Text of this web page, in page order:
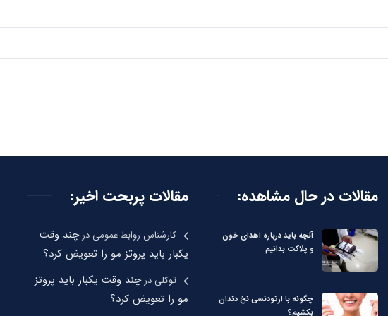
مقالات در حال مشاهده:
آنچه باید درباره اهدای خون
و پلاکت بدانیم
چگونه با ارتودنسی نخ دندان
بکشیم؟
مقالات پربحت اخیر:
کارشناس روابط عمومیدرچند وقت
یکبار باید پروتز مو را تعویض کرد؟
توکلیدرچند وقت یکبار باید پروتز
مو را تعویض کرد؟